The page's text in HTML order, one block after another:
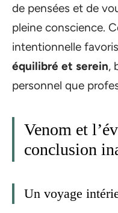
de pensées et de
pleine conscience.
intentionnelle
équilibré et serein,
personnel que
Venom et
conclusion
Un voyage